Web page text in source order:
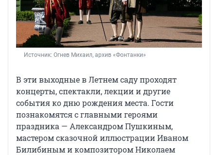
Источник: Огнев Михаил, архив «Фонтанки»
В эти выходные в Летнем саду проходят
концерты, спектакли, лекции и другие
события ко дню рождения места. Гости
познакомятся с главными героями
праздника — Александром Пушкиным,
мастером сказочной иллюстрации Иваном
Билибиным и композитором Николаем